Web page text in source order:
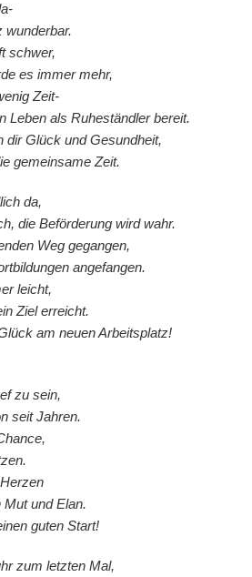
wunderbar.
schwer,
es immer mehr,
Zeit-
Leben als Ruheständler bereit.
dir Glück und Gesundheit,
gemeinsame Zeit.
da,
die Beförderung wird wahr.
Weg gegangen,
angefangen.
leicht,
Ziel erreicht.
am neuen Arbeitsplatz!
zu sein,
seit Jahren.
Mut und Elan.
guten Start!
zum letzten Mal,